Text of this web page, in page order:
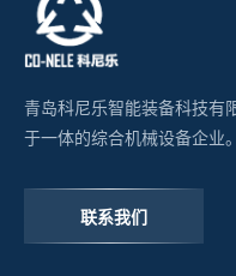
青岛科尼乐智能装备科技有
于一体的综合机械设备企业。
联系我们